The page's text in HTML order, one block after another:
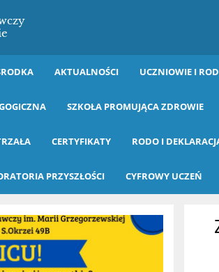
AKTUALNOŚCI UCZNIOWIE I
SZKOŁA PROMUJĄCA ZDROWIE
CERTYFIKATY RODO I
PRZYSZŁOŚCI CYFROWY UCZEŃ